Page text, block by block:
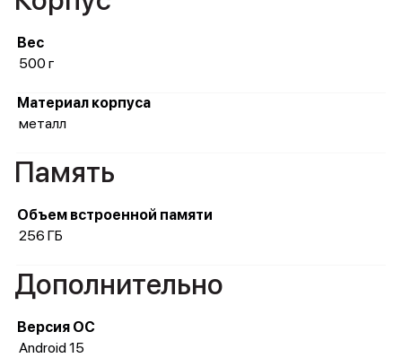
Вес
500 г
Материал корпуса
металл
Память
Объем встроенной памяти
256 ГБ
Дополнительно
Версия ОС
Android 15